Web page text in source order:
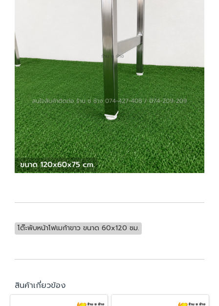
โต๊ะพับหน้าโฟเมก้าขาว ขนาด 60x120 ซม.
สินค้าเกี่ยวข้อง